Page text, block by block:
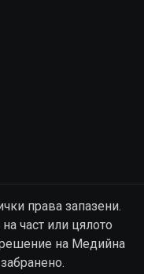
права запазени.
част или цялото
на Медийна